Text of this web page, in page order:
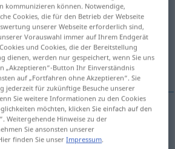
anklicken/antippen)
UMG
kommunizieren können. Notwendige,
Cookies, die für den Betrieb der Webseite
unserer Webseite erforderlich sind,
Vorauswahl immer auf Ihrem Endgerät
und Cookies, die der Bereitstellung
dienen, werden nur gespeichert, wenn Sie uns
„Akzeptieren“-Button Ihr Einverständnis
auf „Fortfahren ohne Akzeptieren“. Sie
jederzeit für zukünftige Besuche unserer
Sie weitere Informationen zu den Cookies
möchten, klicken Sie einfach auf den
Weitergehende Hinweise zu der
Sie ansonsten unserer
finden Sie unserImpressum.